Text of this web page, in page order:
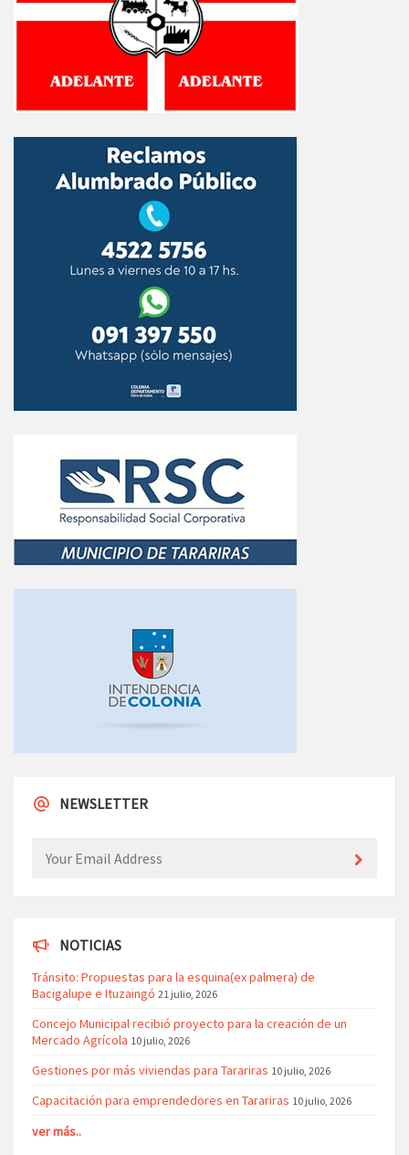
NEWSLETTER
NOTICIAS
Tránsito: Propuestas para la esquina(ex palmera) de
Bacigalupe e Ituzaingó 21 julio, 2026
Concejo Municipal recibió proyecto para la creación de un
Mercado Agrícola 10 julio, 2026
Gestiones por más viviendas para Tarariras 10 julio, 2026
Capacitación para emprendedores en Tarariras 10 julio, 2026
ver más..